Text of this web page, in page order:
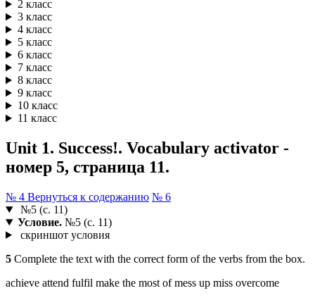
2 класс
3 класс
4 класс
5 класс
6 класс
7 класс
8 класс
9 класс
10 класс
11 класс
Unit 1. Success!. Vocabulary activator -
номер 5, страница 11.
№ 4 Вернуться к содержанию № 6
№5 (с. 11)
Условие.№5 (с. 11)
скриншот условия
5 Complete the text with the correct form of the verbs from the box.
achieve attend fulfil make the most of mess up miss overcome